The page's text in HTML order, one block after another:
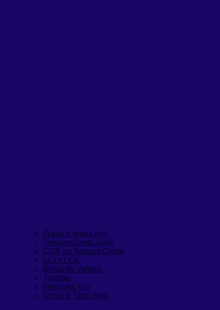
O que é renda fixa
Tesouro Direto Selic
CDB ou Tesouro Direto
LCI e LCA
Bolsa de Valores
Trading
Melhores FIIs
O que é Taxa Selic